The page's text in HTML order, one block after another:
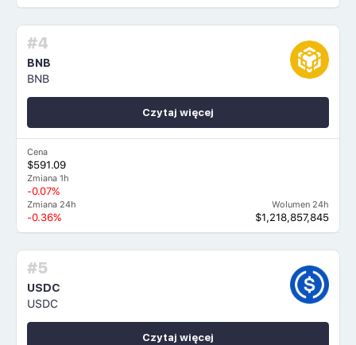
#4
BNB
BNB
Cena
$591.09
Zmiana 1h
-0.07%
Zmiana 24h
-0.36%
Wolumen 24h
$1,218,857,845
Czytaj więcej
#5
USDC
USDC
Czytaj więcej